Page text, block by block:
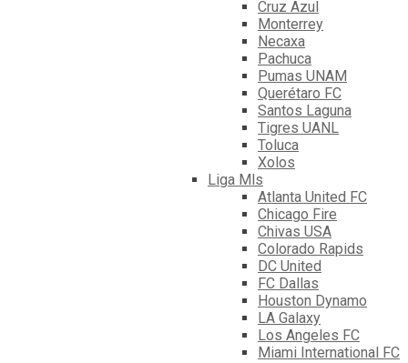
Cruz Azul
Monterrey
Necaxa
Pachuca
Pumas UNAM
Querétaro FC
Santos Laguna
Tigres UANL
Toluca
Xolos
Liga Mls
Atlanta United FC
Chicago Fire
Chivas USA
Colorado Rapids
DC United
FC Dallas
Houston Dynamo
LA Galaxy
Los Angeles FC
Miami International FC